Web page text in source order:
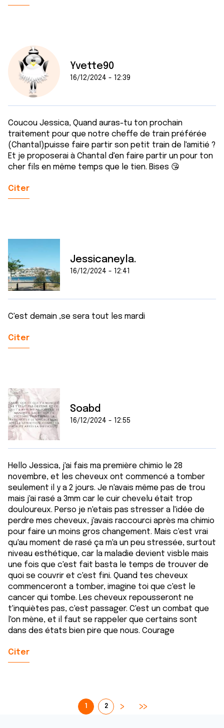
Yvette90
16/12/2024 - 12:39
Coucou Jessica, Quand auras-tu ton prochain
traitement pour que notre cheffe de train préférée
(Chantal)puisse faire partir son petit train de l'amitié ?
Et je proposerai à Chantal d'en faire partir un pour ton
cher fils en même temps que le tien. Bises 😘
Citer
Jessicaneyla.
16/12/2024 - 12:41
C'est demain ,se sera tout les mardi
Citer
Soabd
16/12/2024 - 12:55
Hello Jessica, j'ai fais ma première chimio le 28
novembre, et les cheveux ont commencé a tomber
seulement il y a 2 jours. Je n'avais même pas de trou
mais j'ai rasé a 3mm car le cuir chevelu était trop
douloureux. Perso je n'etais pas stresser a l'idée de
perdre mes cheveux, j'avais raccourci après ma chimio
pour faire un moins gros changement. Mais c'est vrai
qu'au moment de rasé ça m'a un peu stressée, surtout
niveau esthétique, car la maladie devient visble mais
une fois que c'est fait basta le temps de trouver de
quoi se couvrir et c'est fini. Quand tes cheveux
commenceront a tomber, imagine toi que c'est le
cancer qui tombe. Les cheveux repousseront ne
t'inquiètes pas, c'est passager. C'est un combat que
l'on mène, et il faut se rappeler que certains sont
dans des états bien pire que nous. Courage
Citer
1 2